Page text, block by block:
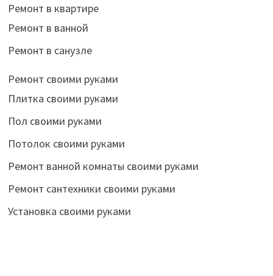
Ремонт в квартире
Ремонт в ванной
Ремонт в санузле
Ремонт своими руками
Плитка своими руками
Пол своими руками
Потолок своими руками
Ремонт ванной комнаты своими руками
Ремонт сантехники своими руками
Установка своими руками